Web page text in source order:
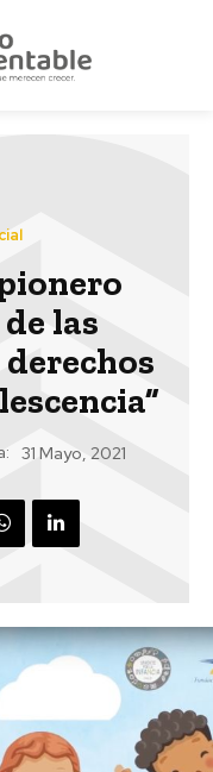
las
31 Mayo, 2021